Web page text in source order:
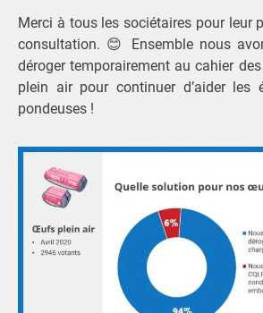
Merci à tous les sociétaires pour leur
consultation. 😊 Ensemble nous
déroger temporairement au cahier
plein air pour continuer d’aider les
pondeuses !